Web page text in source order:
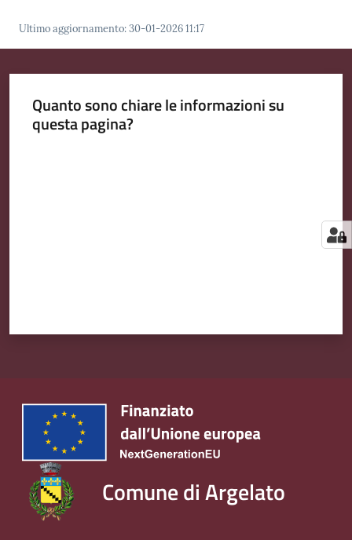
Ultimo aggiornamento:30-01-2026 11:17
Quanto sono chiare le informazioni su
questa pagina?
Comune di Argelato